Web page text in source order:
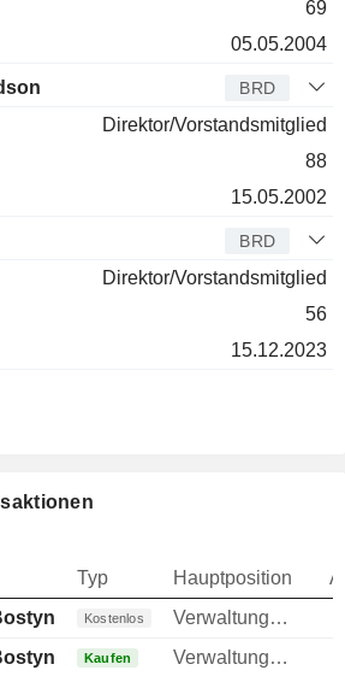
69
05.05.2004
BRD
Direktor/Vorstandsmitglied
88
15.05.2002
BRD
Direktor/Vorstandsmitglied
56
15.12.2023
Typ Hauptposition
Kostenlos Verwaltungsratsmitglied
Kaufen
Verwaltungsratsmitglied